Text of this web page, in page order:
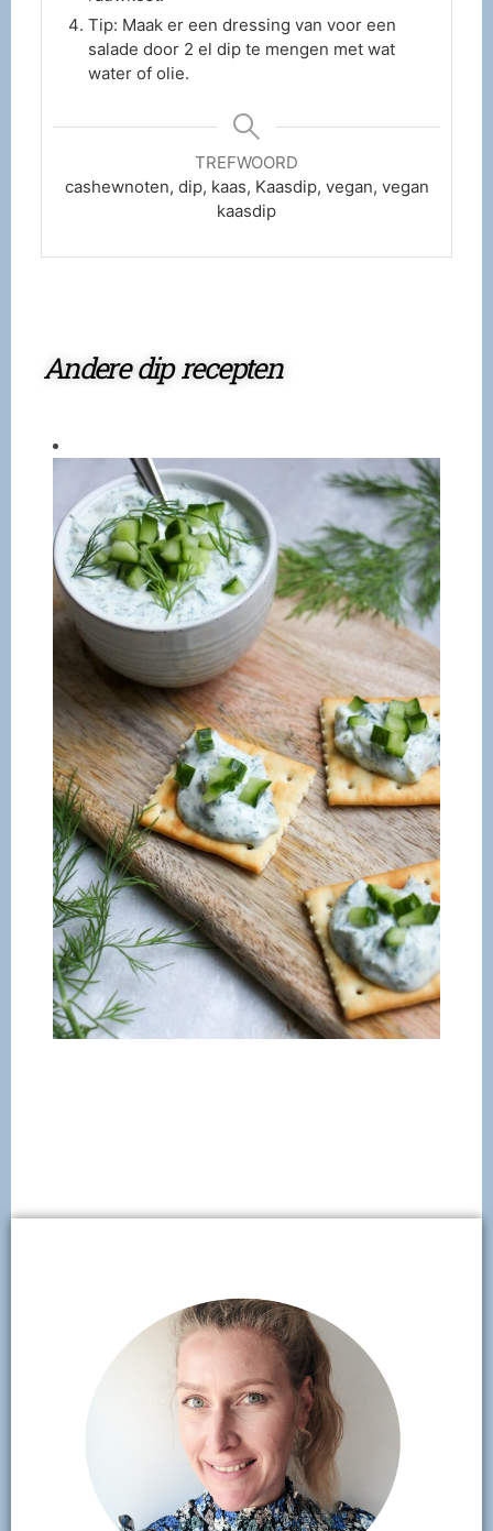
Tip: Maak er een dressing van voor een
salade door 2 el dip te mengen met wat
water of olie.
TREFWOORD
cashewnoten, dip, kaas, Kaasdip, vegan, vegan
kaasdip
Andere dip recepten